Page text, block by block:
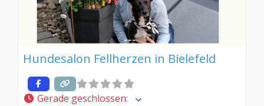
Hundesalon Fellherzen in Bielefeld
Gerade geschlossen: